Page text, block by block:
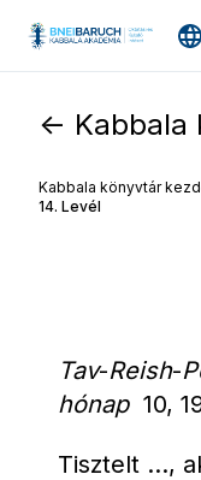
<- Kabbala
Kabbala könyvtár
14. Levél
Tav-Reish-
hónap 10,
Tisztelt …,